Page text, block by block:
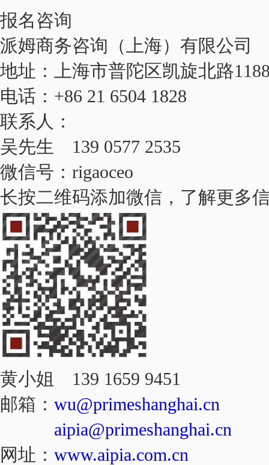
报名咨询
派姆商务咨询（上海）有限公司
地址：上海市普陀区凯旋北路
电话：+86 21 6504 1828
联系人：
吴先生 139 0577 2535
微信号：rigaoceo
长按二维码添加微信，了解更多
黄小姐 139 1659 9451
邮箱： wu@primeshanghai.cn
aipia@primeshanghai.cn
网址： www.aipia.com.cn